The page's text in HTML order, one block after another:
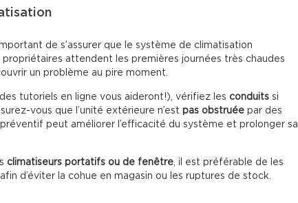
de s’assurer que le système de climatisation
attendent les premières journées très chaudes
un problème au pire moment.
tutoriels en ligne vous aideront!), vérifiez les conduits si
vous que l’unité extérieure n’est pas obstruée par des
peut améliorer l’efficacité du système et prolonger sa
climatiseurs portatifs ou de fenêtre , il est préférable de les
afin d’éviter la cohue en magasin ou les ruptures de stock.